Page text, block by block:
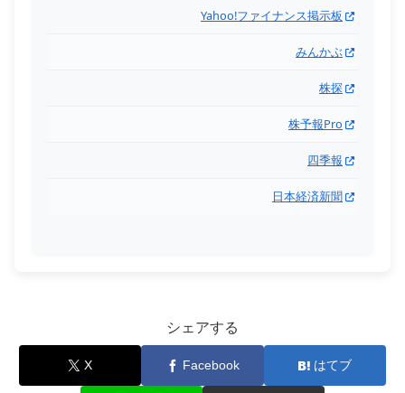
Yahoo!ファイナンス掲示板
みんかぶ
株探
株予報Pro
四季報
日本経済新聞
シェアする
X Facebook はてブ